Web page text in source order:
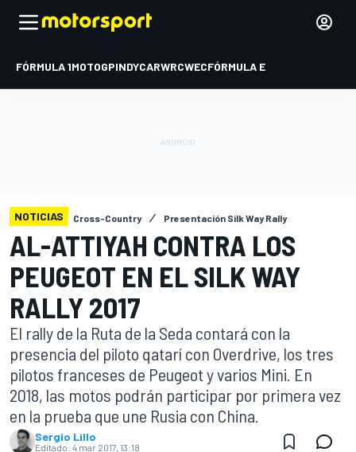
FÓRMULA 1MOTOGPINDYCARWRCWECFÓRMULA E
NOTICIAS Cross-Country Presentación Silk Way Rally
AL-ATTIYAH CONTRA LOS
PEUGEOT EN EL SILK WAY
RALLY 2017
El rally de la Ruta de la Seda contará con la
presencia del piloto qatarí con Overdrive, los tres
pilotos franceses de Peugeot y varios Mini. En
2018, las motos podrán participar por primera vez
en la prueba que une Rusia con China.
Sergio Lillo
Editado: 4 mar 2017, 13:18